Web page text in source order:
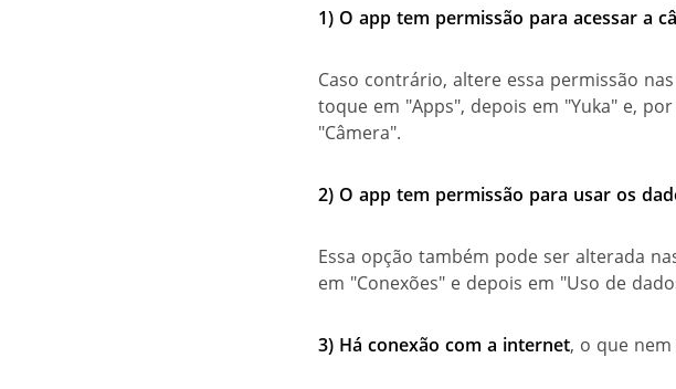
1) O app tem permissão para acessar a
Caso contrário, altere essa permissão
toque em "Apps", depois em "Yuka" e,
"Câmera".
2) O app tem permissão para usar os
Essa opção também pode ser alterada
em "Conexões" e depois em "Uso de
3) Há conexão com a internet, o que